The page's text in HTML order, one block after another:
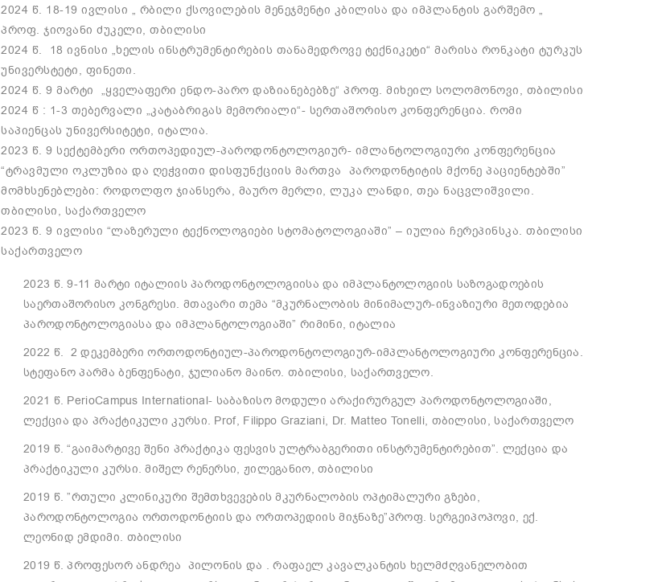
2024 წ. 18-19 ივლისი „ რბილი ქსოვილების მენეჯმენტი კბილისა და იმპლანტის გარშემო „
პროფ. ჯიოვანი ძუკელი, თბილისი
2024 წ. 18 ივნისი „ხელის ინსტრუმენტირების თანამედროვე ტექნიკეტი“ მარისა რონკატი ტურკუს
უნივერსტეტი, ფინეთი.
2024 წ. 9 მარტი „ყველაფერი ენდო-პარო დაზიანებებზე“ პროფ. მიხეილ სოლომონოვი, თბილისი
2024 წ : 1-3 თებერვალი „კატაბრიგას მემორიალი“- სერთაშორისო კონფერენცია. რომი
საპიენცას უნივერსიტეტი, იტალია.
2023 წ. 9 სექტემბერი ორთოპედიულ-პაროდონტოლოგიურ- იმლანტოლოგიური კონფერენცია
“ტრავმული ოკლუზია და ღეჭვითი დისფუნქციის მართვა პაროდონტიტის მქონე პაციენტებში”
მომხსენებლები: როდოლფო ჯიანსერა, მაურო მერლი, ლუკა ლანდი, თეა ნაცვლიშვილი.
თბილისი, საქართველო
2023 წ. 9 ივლისი “ლაზერული ტექნოლოგიები სტომატოლოგიაში” – იულია ჩერეპინსკა. თბილისი
საქართველო
2023 წ. 9-11 მარტი იტალიის პაროდონტოლოგიისა და იმპლანტოლოგიის საზოგადოების
საერთაშორისო კონგრესი. მთავარი თემა “მკურნალობის მინიმალურ-ინვაზიური მეთოდებია
პაროდონტოლოგიასა და იმპლანტოლოგიაში” რიმინი, იტალია
2022 წ. 2 დეკემბერი ორთოდონტიულ-პაროდონტოლოგიურ-იმპლანტოლოგიური კონფერენცია.
სტეფანო პარმა ბენფენატი, ჯულიანო მაინო. თბილისი, საქართველო.
2021 წ. PerioCampus International- საბაზისო მოდული არაქირურგულ პაროდონტოლოგიაში,
ლექცია და პრაქტიკული კურსი. Prof, Filippo Graziani, Dr. Matteo Tonelli, თბილისი, საქართველო
2019 წ. “გაიმარტივე შენი პრაქტიკა ფესვის ულტრაბგერითი ინსტრუმენტირებით”. ლექცია და
პრაქტიკული კურსი. მიშელ რენერსი, ჟილეგანიო, თბილისი
2019 წ. ”რთული კლინიკური შემთხვევების მკურნალობის ოპტიმალური გზები,
პაროდონტოლოგია ორთოდონტიის და ორთოპედიის მიჯნაზე”პროფ. სერგეიპოპოვი, ექ.
ლეონიდ ემდიმი. თბილისი
2019 წ. პროფესორ ანდრეა პილონის და . რაფაელ კავალკანტის ხელმძღვანელობით